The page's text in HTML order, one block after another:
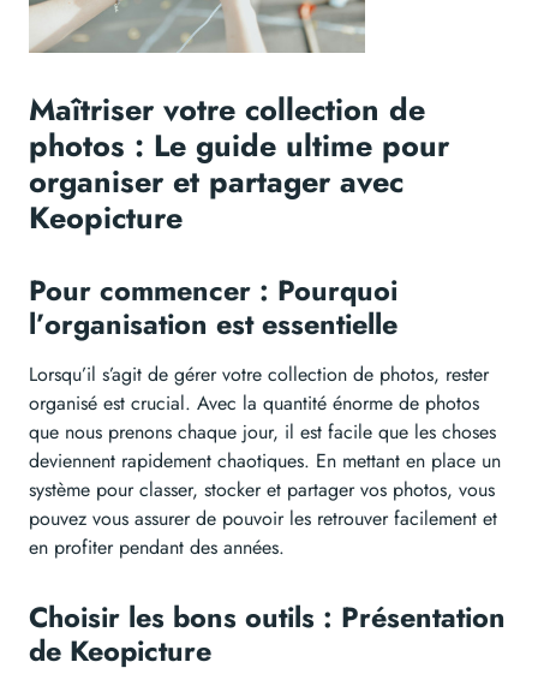
Maîtriser votre collection de
photos : Le guide ultime pour
organiser et partager avec
Keopicture
Pour commencer : Pourquoi
l’organisation est essentielle
Lorsqu’il s’agit de gérer votre collection de photos, rester
organisé est crucial. Avec la quantité énorme de photos
que nous prenons chaque jour, il est facile que les choses
deviennent rapidement chaotiques. En mettant en place un
système pour classer, stocker et partager vos photos, vous
pouvez vous assurer de pouvoir les retrouver facilement et
en profiter pendant des années.
Choisir les bons outils : Présentation
de Keopicture